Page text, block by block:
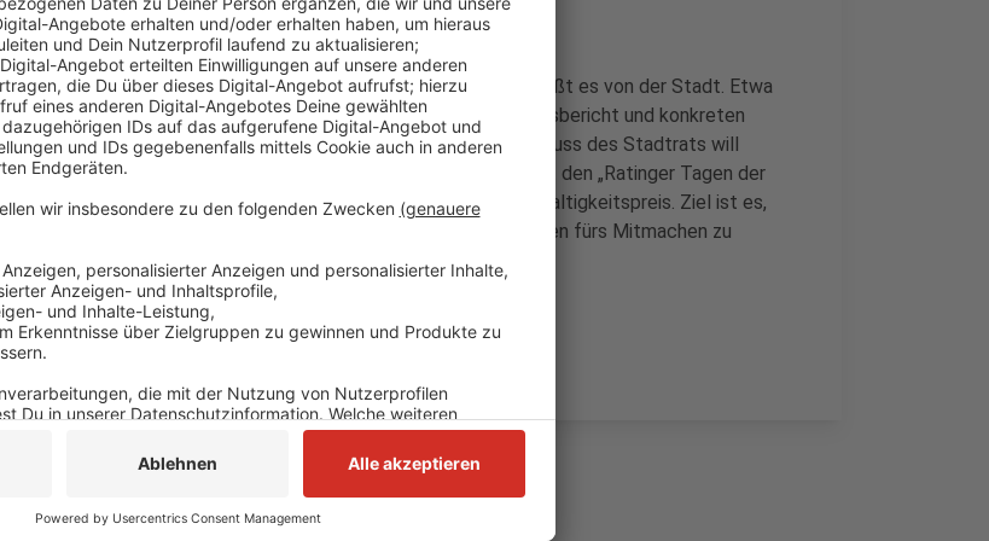
Schon seit 2019 verfolgt Ratingen die Ziele der Agenda 2030, heißt es von der Stadt. Etwa
mit einer eigenen Nachhaltigkeitsstrategie, einem Nachhaltigkeitsbericht und konkreten
Maßnahmen in Verwaltung und Stadtentwicklung.Mit dem Beschluss des Stadtrats will
Ratingen das Thema weiter sichtbar machen – unter anderem mit den „Ratinger Tagen der
Nachhaltigkeit“ im September oder auch dem städtischen Nachhaltigkeitspreis. Ziel ist es,
bestehendes Engagement zu würdigen – und noch mehr Menschen fürs Mitmachen zu
gewinnen.
Anzeige